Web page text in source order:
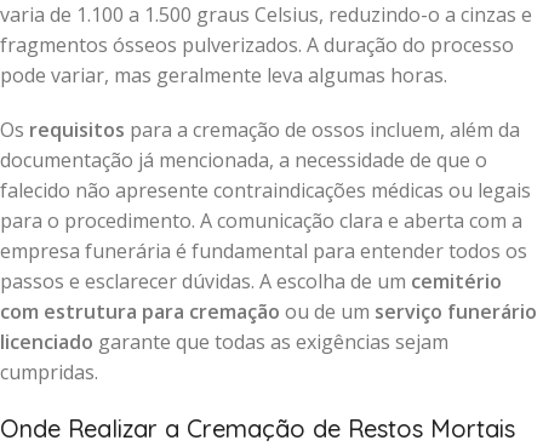
varia de 1.100 a 1.500 graus Celsius, reduzindo-o a cinzas e
fragmentos ósseos pulverizados. A duração do processo
pode variar, mas geralmente leva algumas horas.
Os requisitos para a cremação de ossos incluem, além da
documentação já mencionada, a necessidade de que o
falecido não apresente contraindicações médicas ou legais
para o procedimento. A comunicação clara e aberta com a
empresa funerária é fundamental para entender todos os
passos e esclarecer dúvidas. A escolha de um cemitério
com estrutura para cremação ou de um serviço funerário
licenciado garante que todas as exigências sejam
cumpridas.
Onde Realizar a Cremação de Restos Mortais